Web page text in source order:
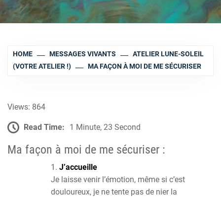
HOME MESSAGES VIVANTS
ATELIER LUNE-SOLEIL
(VOTRE ATELIER !)
MA FAÇON À MOI DE ME SÉCURISER
Views: 864
Read Time: 1 Minute, 23 Second
Ma façon à moi de me sécuriser :
J’accueille
Je laisse venir l’émotion, même si c’est
douloureux, je ne tente pas de nier la